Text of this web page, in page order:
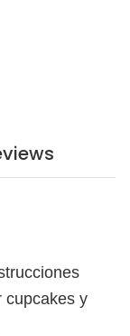
cupcakes y